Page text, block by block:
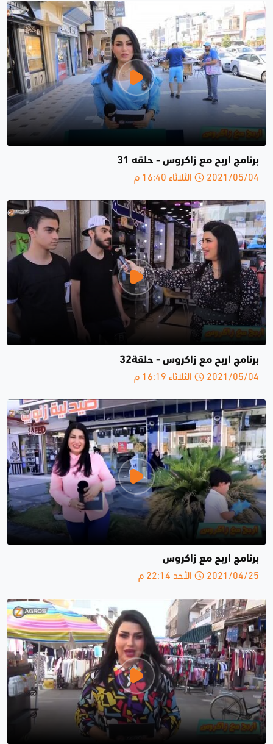
برنامج اربح مع زاكروس - حلقە 31
2021/05/04 الثلاثاء 16:40 م
برنامج اربح مع زاكروس - حلقة32
2021/05/04 الثلاثاء 16:19 م
برنامج اربح مع زاكروس
2021/04/25 الأحد 22:14 م